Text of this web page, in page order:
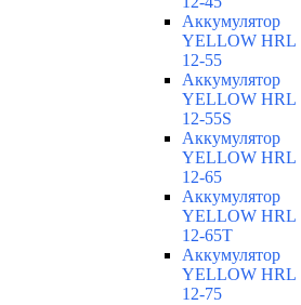
Аккумулятор
YELLOW HRL
12-55
Аккумулятор
YELLOW HRL
12-55S
Аккумулятор
YELLOW HRL
12-65
Аккумулятор
YELLOW HRL
12-65T
Аккумулятор
YELLOW HRL
12-75